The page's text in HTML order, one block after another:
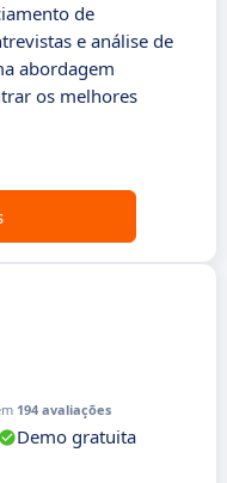
de
e análise de
abordagem
os melhores
194 avaliações
Demo gratuita